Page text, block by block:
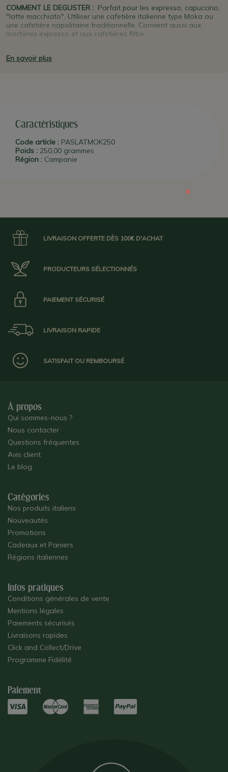
COMMENT LE DEGUSTER : Parfait pour les expresso, capuccino,
"latte macchiato". Utiliser une cafetière italienne type Moka ou
une cafetière napolitaine traditionnelle. Convient aussi aux
machines expresso et aux cafetières filtre.
petit indien qui se lèche les babines, et son couvercle vert- est un
En savoir plus
Caractéristiques
Code article : PASLATMOK250
Poids : 250,00 grammes
Région : Campanie
LIVRAISON OFFERTE DÈS 100€ D'ACHAT
PRODUCTEURS SÉLECTIONNÉS
PAIEMENT SÉCURISÉ
LIVRAISON RAPIDE
SATISFAIT OU REMBOURSÉ
À propos
Qui sommes-nous ?
Nous contacter
Questions fréquentes
Avis client
Le blog
Catégories
Nos produits italiens
Nouveautés
Promotions
Cadeaux et Paniers
Régions italiennes
Infos pratiques
Conditions générales de vente
Mentions légales
Paiements sécurisés
Livraisons rapides
Click and Collect/Drive
Programme Fidélité
Paiement
×